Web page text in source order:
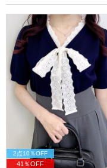
2点10％OFF
41％OFF